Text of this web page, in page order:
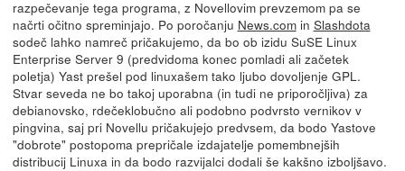
razpečevanje tega programa, z Novellovim prevzemom pa se
načrti očitno spreminjajo. Po poročanju News.comin Slashdota
sodeč lahko namreč pričakujemo, da bo ob izidu SuSE Linux
Enterprise Server 9 (predvidoma konec pomladi ali začetek
poletja) Yast prešel pod linuxašem tako ljubo dovoljenje GPL.
Stvar seveda ne bo takoj uporabna (in tudi ne priporočljiva) za
debianovsko, rdečeklobučno ali podobno podvrsto vernikov v
pingvina, saj pri Novellu pričakujejo predvsem, da bodo Yastove
"dobrote" postopoma prepričale izdajatelje pomembnejših
distribucij Linuxa in da bodo razvijalci dodali še kakšno izboljšavo.